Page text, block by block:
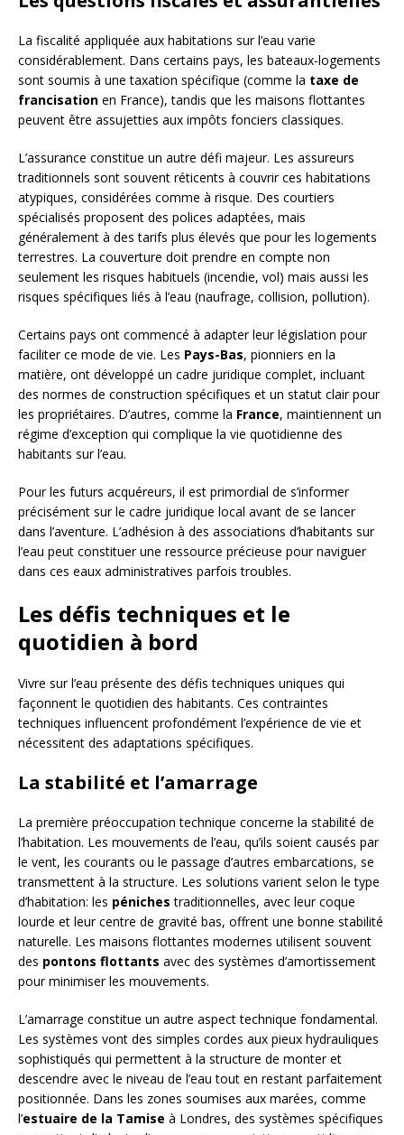
La fiscalité appliquée aux habitations sur l’eau varie
considérablement. Dans certains pays, les bateaux-logements
sont soumis à une taxation spécifique (comme la taxe de
francisation en France), tandis que les maisons flottantes
peuvent être assujetties aux impôts fonciers classiques.
L’assurance constitue un autre défi majeur. Les assureurs
traditionnels sont souvent réticents à couvrir ces habitations
atypiques, considérées comme à risque. Des courtiers
spécialisés proposent des polices adaptées, mais
généralement à des tarifs plus élevés que pour les logements
terrestres. La couverture doit prendre en compte non
seulement les risques habituels (incendie, vol) mais aussi les
risques spécifiques liés à l’eau (naufrage, collision, pollution).
Certains pays ont commencé à adapter leur législation pour
faciliter ce mode de vie. Les Pays-Bas, pionniers en la
matière, ont développé un cadre juridique complet, incluant
des normes de construction spécifiques et un statut clair pour
les propriétaires. D’autres, comme la France, maintiennent un
régime d’exception qui complique la vie quotidienne des
habitants sur l’eau.
Pour les futurs acquéreurs, il est primordial de s’informer
précisément sur le cadre juridique local avant de se lancer
dans l’aventure. L’adhésion à des associations d’habitants sur
l’eau peut constituer une ressource précieuse pour naviguer
dans ces eaux administratives parfois troubles.
Les défis techniques et le
quotidien à bord
Vivre sur l’eau présente des défis techniques uniques qui
façonnent le quotidien des habitants. Ces contraintes
techniques influencent profondément l’expérience de vie et
nécessitent des adaptations spécifiques.
La stabilité et l’amarrage
La première préoccupation technique concerne la stabilité de
l’habitation. Les mouvements de l’eau, qu’ils soient causés par
le vent, les courants ou le passage d’autres embarcations, se
transmettent à la structure. Les solutions varient selon le type
d’habitation: les péniches traditionnelles, avec leur coque
lourde et leur centre de gravité bas, offrent une bonne stabilité
naturelle. Les maisons flottantes modernes utilisent souvent
des pontons flottants avec des systèmes d’amortissement
pour minimiser les mouvements.
L’amarrage constitue un autre aspect technique fondamental.
Les systèmes vont des simples cordes aux pieux hydrauliques
sophistiqués qui permettent à la structure de monter et
descendre avec le niveau de l’eau tout en restant parfaitement
positionnée. Dans les zones soumises aux marées, comme
l’estuaire de la Tamise à Londres, des systèmes spécifiques